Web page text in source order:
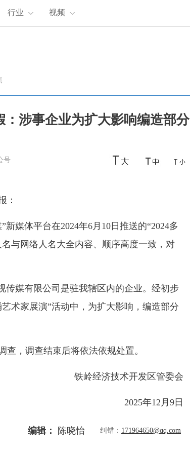
行业 视频
涉事企业为扩大影响编造部分
号
：
媒体平台在2024年6月10日推送的“2024多
与网络人名大全内容、顺序高度一致，对
传媒有限公司是驻我辖区内的企业。经初步
术家展演”活动中，为扩大影响，编造部分
，调查结束后将依法依规处置。
铁岭经济技术开发区管委会
2025年12月9日
编辑： 陈晓怡 纠错： 171964650@qq.com